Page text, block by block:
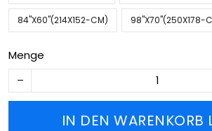
84''X60''(214X152-CM) 98''X70''(250X178-
Menge
IN DEN WARENKORB